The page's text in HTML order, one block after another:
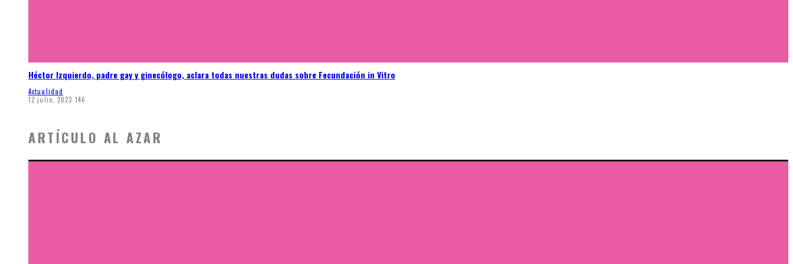
Héctor Izquierdo, padre gay y ginecólogo, aclara todas nuestras dudas sobre Fecundación in Vitro
Actualidad
12 julio, 2023 146
ARTÍCULO AL AZAR